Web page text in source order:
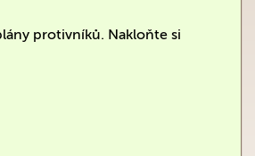
protivníků. Nakloňte si